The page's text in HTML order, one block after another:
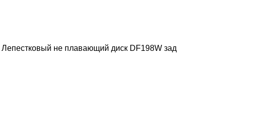
Лепестковый не плавающий диск DF198W зад